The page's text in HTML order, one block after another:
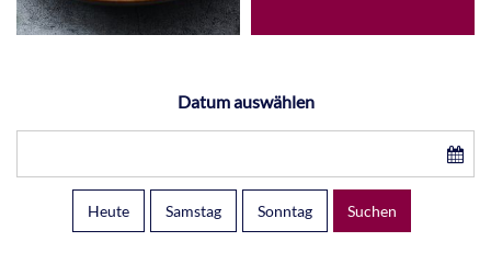
Datum auswählen
Heute Samstag Sonntag Suchen